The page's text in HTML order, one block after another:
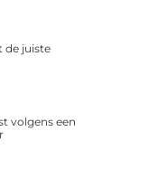
de juiste
volgens een